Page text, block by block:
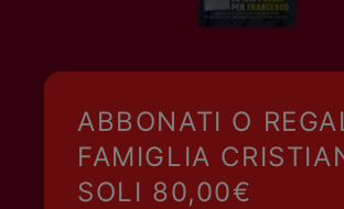
ABBONATI O
FAMIGLIA
SOLI 80,00€